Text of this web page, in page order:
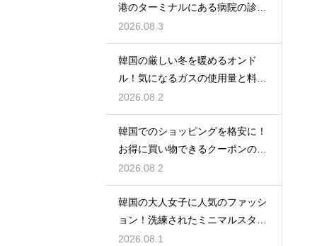
港のターミナルにある病院の診療
時間
2026.08.3
韓国の厳しい冬を暖めるオンド
ル！気になるガスの使用量と料金
の目安
2026.08.2
韓国でのショッピングを格安に！
お得に買い物できるクーポンの賢
い探し方
2026.08.2
韓国の大人女子に人気のファッシ
ョン！洗練されたミニマルスタイ
ルの特徴
2026.08.1